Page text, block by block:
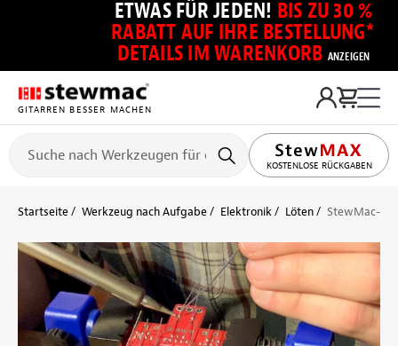
ETWAS FÜR JEDEN! BIS ZU 30 %
RABATT AUF IHRE BESTELLUNG*
DETAILS IM WARENKORB ANZEIGEN
GITARREN BESSER MACHEN
KOSTENLOSE RÜCKGABEN
Startseite Werkzeug nach Aufgabe Elektronik Löten StewMac-